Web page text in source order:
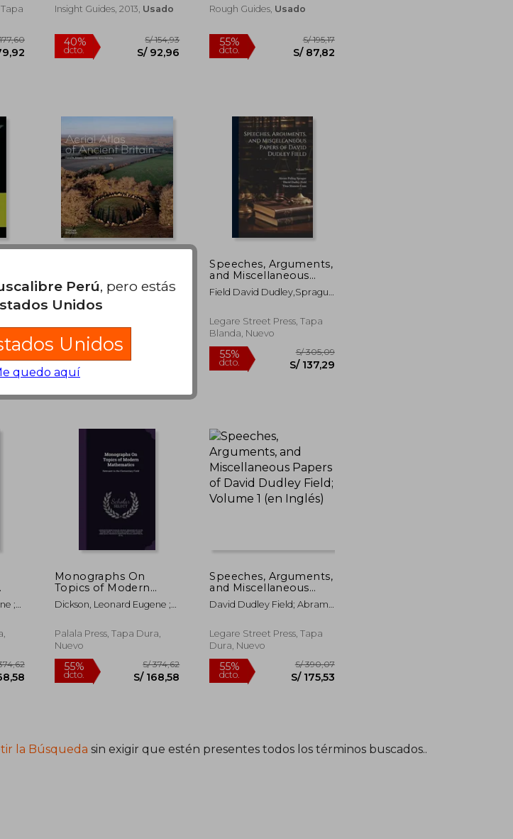
Tapa
S/ 177,60
S/ 79,92
Insight Guides, 2013, Usado
40%
dcto.
S/ 154,93
Rough Guides, Usado
55%
Inglés)
Abram, David R. ; Roberts,
Alice
55%
dcto.
S/ 341,82
Speeches, Arguments,
and Miscellaneous
Papers of David
Dudley Field; Volume 1
Field David Dudley,Sprague
Munson
Legare Street Press, Tapa
Blanda, Nuevo
55%
;
Monographs On
Topics of Modern
Mathematics: Relevant
to the Elementary
Dickson, Leonard Eugene ;
Smith, David Eugene
Palala Press, Tapa Dura,
Nuevo
Speeches, Arguments,
and Miscellaneous
Papers of David
Dudley Field; Volume 1
David Dudley Field; Abram
Munson Coan
Legare Street Press, Tapa
Dura, Nuevo
la Búsqueda sin exigir que estén presentes todos los términos buscados..
Perú, pero estás
Unidos
Unidos
quedo aquí